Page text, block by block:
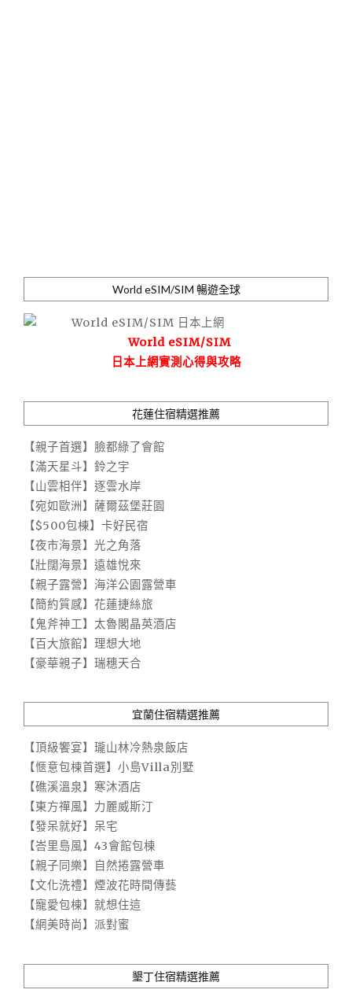
World eSIM/SIM 暢遊全球
World eSIM/SIM
日本上網實測心得與攻略
花蓮住宿精選推薦
【親子首選】臉都綠了會館
【滿天星斗】鈴之宇
【山雲相伴】逐雲水岸
【宛如歐洲】薩爾茲堡莊園
【$500包棟】卡好民宿
【夜市海景】光之角落
【壯闊海景】遠雄悅來
【親子露營】海洋公園露營車
【簡約質感】花蓮捷絲旅
【鬼斧神工】太魯閣晶英酒店
【百大旅館】理想大地
【豪華親子】瑞穗天合
宜蘭住宿精選推薦
【頂級饗宴】瓏山林冷熱泉飯店
【愜意包棟首選】小島Villa別墅
【礁溪溫泉】寒沐酒店
【東方禪風】力麗威斯汀
【發呆就好】呆宅
【峇里島風】43會館包棟
【親子同樂】自然捲露營車
【文化洗禮】煙波花時間傳藝
【寵愛包棟】就想住這
【網美時尚】派對蜜
墾丁住宿精選推薦